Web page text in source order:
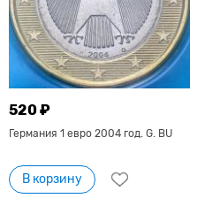
520 ₽
Германия 1 евро 2004 год. G. BU
В корзину